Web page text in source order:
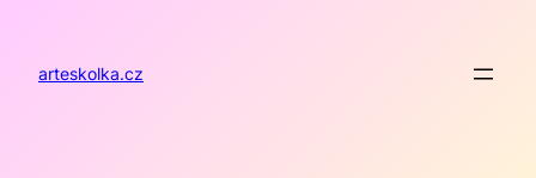
obsaharteskolka.cz